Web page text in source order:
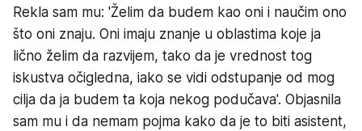
Rekla sam mu: 'Želim da budem kao oni i naučim ono
što oni znaju. Oni imaju znanje u oblastima koje ja
lično želim da razvijem, tako da je vrednost tog
iskustva očigledna, iako se vidi odstupanje od mog
cilja da ja budem ta koja nekog podučava'. Objasnila
sam mu i da nemam pojma kako da je to biti asistent,